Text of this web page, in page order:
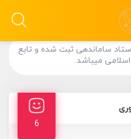
ساماندهی ثبت شده و تابع
میباشد.
6